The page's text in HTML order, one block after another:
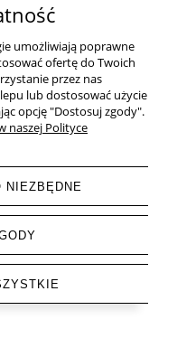
| Tel.:
REGON: 381429127
umożliwiają poprawne
ofertę do Twoich
przez nas
lub dostosować użycie
opcję "Dostosuj zgody".
naszej Polityce
NIEZBĘDNE